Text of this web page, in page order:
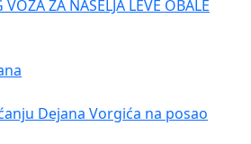
ZA NASELJA LEVE OBALE
Dejana Vorgića na posao